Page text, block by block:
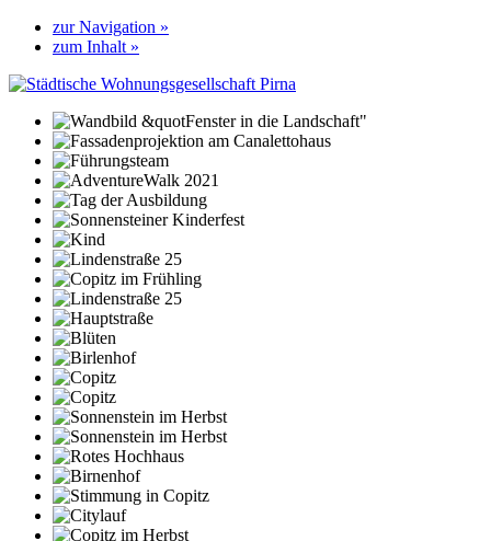
zur Navigation »
zum Inhalt »